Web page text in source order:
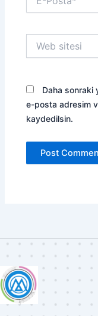
Posta*
sitesi
Daha sonraki
e-posta adresim
kaydedilsin.